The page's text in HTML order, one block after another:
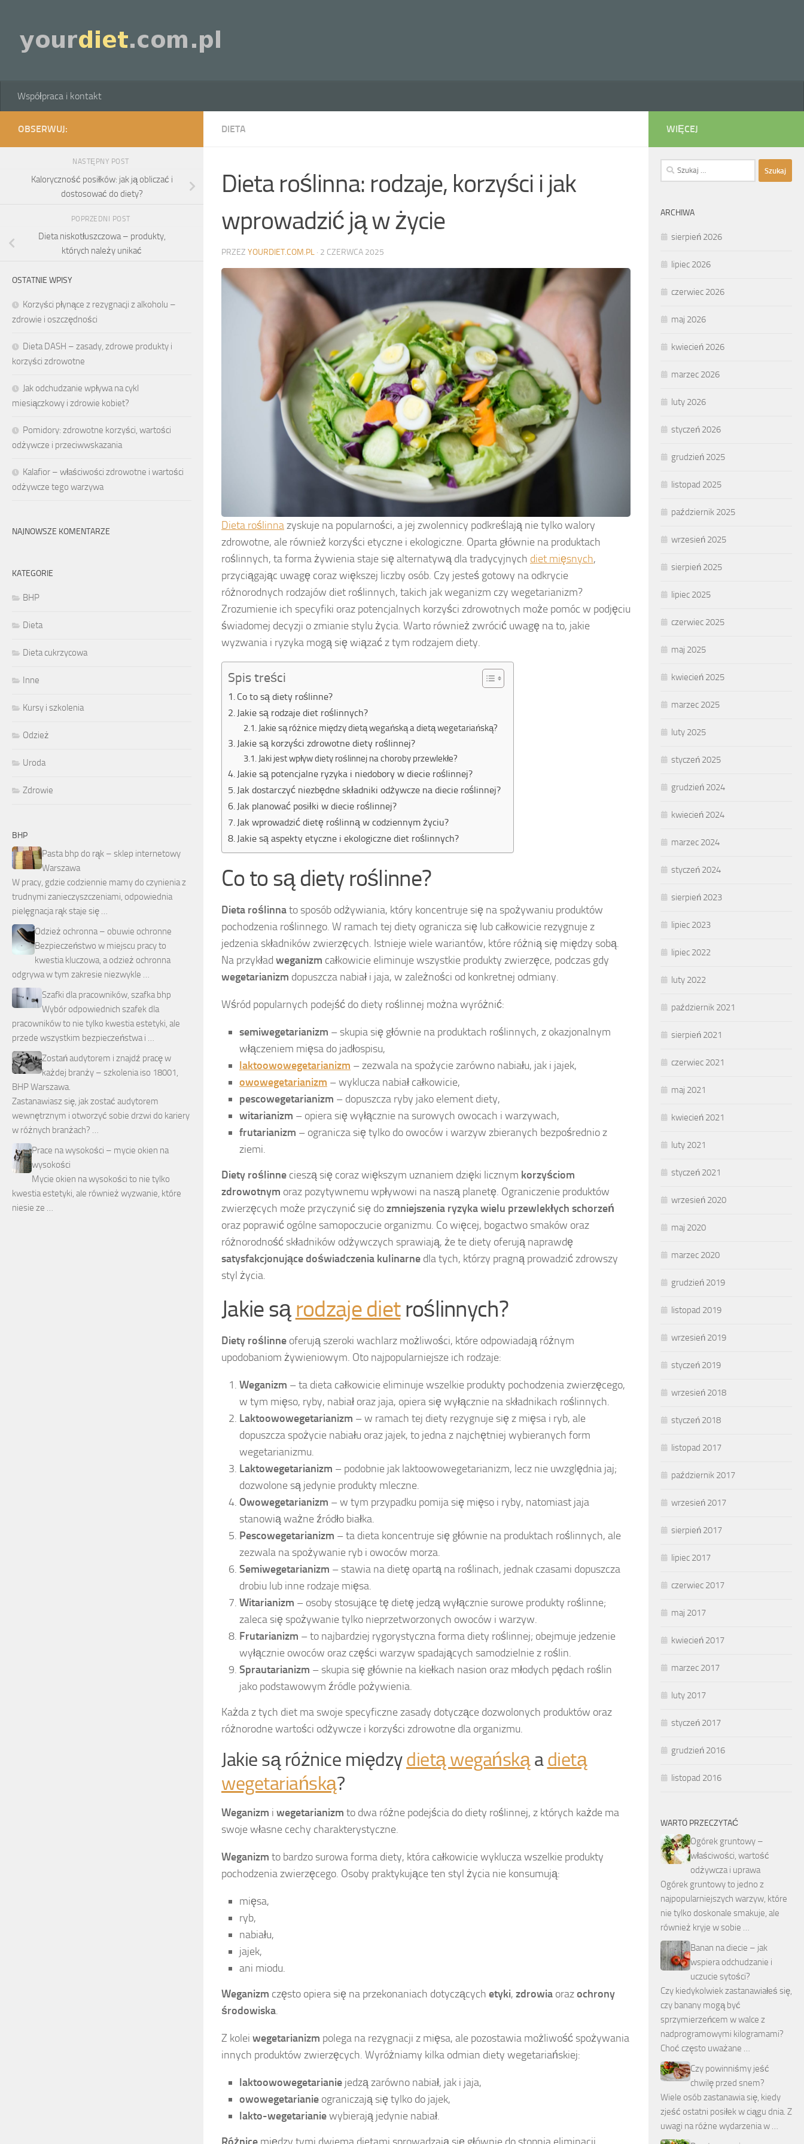
Współpraca i kontakt
DIETA
Dieta roślinna: rodzaje, korzyści i jak
wprowadzić ją w życie
PRZEZ YOURDIET.COM.PL · 2 CZERWCA 2025
Dieta roślinnazyskuje na popularności, a jej zwolennicy podkreślają nie tylko walory
zdrowotne, ale również korzyści etyczne i ekologiczne. Oparta głównie na produktach
roślinnych, ta forma żywienia staje się alternatywą dla tradycyjnych diet mięsnych,
przyciągając uwagę coraz większej liczby osób. Czy jesteś gotowy na odkrycie
różnorodnych rodzajów diet roślinnych, takich jak weganizm czy wegetarianizm?
Zrozumienie ich specyfiki oraz potencjalnych korzyści zdrowotnych może pomóc w podjęciu
świadomej decyzji o zmianie stylu życia. Warto również zwrócić uwagę na to, jakie
wyzwania i ryzyka mogą się wiązać z tym rodzajem diety.
Spis treści
Co to są diety roślinne?
Jakie są rodzaje diet roślinnych?
Jakie są różnice między dietą wegańską a dietą wegetariańską?
Jakie są korzyści zdrowotne diety roślinnej?
Jaki jest wpływ diety roślinnej na choroby przewlekłe?
Jakie są potencjalne ryzyka i niedobory w diecie roślinnej?
Jak dostarczyć niezbędne składniki odżywcze na diecie roślinnej?
Jak planować posiłki w diecie roślinnej?
Jak wprowadzić dietę roślinną w codziennym życiu?
Jakie są aspekty etyczne i ekologiczne diet roślinnych?
Co to są diety roślinne?
Dieta roślinnato sposób odżywiania, który koncentruje się na spożywaniu produktów
pochodzenia roślinnego. W ramach tej diety ogranicza się lub całkowicie rezygnuje z
jedzenia składników zwierzęcych. Istnieje wiele wariantów, które różnią się między sobą.
Na przykład weganizm całkowicie eliminuje wszystkie produkty zwierzęce, podczas gdy
wegetarianizm dopuszcza nabiał i jaja, w zależności od konkretnej odmiany.
Wśród popularnych podejść do diety roślinnej można wyróżnić:
semiwegetarianizm – skupia się głównie na produktach roślinnych, z okazjonalnym
włączeniem mięsa do jadłospisu,
laktoowowegetarianizm – zezwala na spożycie zarówno nabiału, jak i jajek,
owowegetarianizm – wyklucza nabiał całkowicie,
pescowegetarianizm – dopuszcza ryby jako element diety,
witarianizm – opiera się wyłącznie na surowych owocach i warzywach,
frutarianizm – ogranicza się tylko do owoców i warzyw zbieranych bezpośrednio z
ziemi.
Diety roślinne cieszą się coraz większym uznaniem dzięki licznym korzyściom
zdrowotnym oraz pozytywnemu wpływowi na naszą planetę. Ograniczenie produktów
zwierzęcych może przyczynić się dozmniejszenia ryzyka wielu przewlekłych schorzeń
oraz poprawić ogólne samopoczucie organizmu. Co więcej, bogactwo smaków oraz
różnorodność składników odżywczych sprawiają, że te diety oferują naprawdę
satysfakcjonujące doświadczenia kulinarne dla tych, którzy pragną prowadzić zdrowszy
styl życia.
Jakie sąrodzaje dietroślinnych?
Diety roślinne oferują szeroki wachlarz możliwości, które odpowiadają różnym
upodobaniom żywieniowym. Oto najpopularniejsze ich rodzaje:
Weganizm – ta dieta całkowicie eliminuje wszelkie produkty pochodzenia zwierzęcego,
w tym mięso, ryby, nabiał oraz jaja, opiera się wyłącznie na składnikach roślinnych.
Laktoowowegetarianizm – w ramach tej diety rezygnuje się z mięsa i ryb, ale
dopuszcza spożycie nabiału oraz jajek, to jedna z najchętniej wybieranych form
wegetarianizmu.
Laktowegetarianizm – podobnie jak laktoowowegetarianizm, lecz nie uwzględnia jaj;
dozwolone są jedynie produkty mleczne.
Owowegetarianizm – w tym przypadku pomija się mięso i ryby, natomiast jaja
stanowią ważne źródło białka.
Pescowegetarianizm – ta dieta koncentruje się głównie na produktach roślinnych, ale
zezwala na spożywanie ryb i owoców morza.
Semiwegetarianizm – stawia na dietę opartą na roślinach, jednak czasami dopuszcza
drobiu lub inne rodzaje mięsa.
Witarianizm – osoby stosujące tę dietę jedzą wyłącznie surowe produkty roślinne;
zaleca się spożywanie tylko nieprzetworzonych owoców i warzyw.
Frutarianizm – to najbardziej rygorystyczna forma diety roślinnej; obejmuje jedzenie
wyłącznie owoców oraz części warzyw spadających samodzielnie z roślin.
Sprautarianizm – skupia się głównie na kiełkach nasion oraz młodych pędach roślin
jako podstawowym źródle pożywienia.
Każda z tych diet ma swoje specyficzne zasady dotyczące dozwolonych produktów oraz
różnorodne wartości odżywcze i korzyści zdrowotne dla organizmu.
Jakie są różnice międzydietą wegańskąadietą
wegetariańską?
Weganizm i wegetarianizm to dwa różne podejścia do diety roślinnej, z których każde ma
swoje własne cechy charakterystyczne.
Weganizm to bardzo surowa forma diety, która całkowicie wyklucza wszelkie produkty
pochodzenia zwierzęcego. Osoby praktykujące ten styl życia nie konsumują:
mięsa,
ryb,
nabiału,
jajek,
ani miodu.
Weganizm często opiera się na przekonaniach dotyczących etyki, zdrowia orazochrony
środowiska.
Z kolei wegetarianizm polega na rezygnacji z mięsa, ale pozostawia możliwość spożywania
innych produktów zwierzęcych. Wyróżniamy kilka odmian diety wegetariańskiej:
laktoowowegetarianie jedzą zarówno nabiał, jak i jaja,
owowegetarianie ograniczają się tylko do jajek,
lakto-wegetarianiewybierają jedynie nabiał.
OBSERWUJ:
NASTĘPNY POST
Kaloryczność posiłków: jak ją obliczać i
dostosować do diety?
POPRZEDNI POST
Dieta niskotłuszczowa – produkty,
których należy unikać
OSTATNIE WPISY
Korzyści płynące z rezygnacji z alkoholu –
zdrowie i oszczędności
Dieta DASH – zasady, zdrowe produkty i
korzyści zdrowotne
Jak odchudzanie wpływa na cykl
miesiączkowy i zdrowie kobiet?
Pomidory: zdrowotne korzyści, wartości
odżywcze i przeciwwskazania
Kalafior – właściwości zdrowotne i wartości
odżywcze tego warzywa
NAJNOWSZE KOMENTARZE
KATEGORIE
BHP
Dieta
Dieta cukrzycowa
Inne
Kursy i szkolenia
Odzież
Uroda
Zdrowie
BHP
Pasta bhp do rąk – sklep internetowy
Warszawa
W pracy, gdzie codziennie mamy do czynienia z
trudnymi zanieczyszczeniami, odpowiednia
pielęgnacja rąk staje się …
Odzież ochronna – obuwie ochronne
Bezpieczeństwo w miejscu pracy to
kwestia kluczowa, a odzież ochronna
odgrywa w tym zakresie niezwykle …
Szafki dla pracowników, szafka bhp
Wybór odpowiednich szafek dla
pracowników to nie tylko kwestia estetyki, ale
przede wszystkim bezpieczeństwa i …
Zostań audytorem i znajdź pracę w
każdej branży – szkolenia iso 18001,
BHP Warszawa.
Zastanawiasz się, jak zostać audytorem
wewnętrznym i otworzyć sobie drzwi do kariery
w różnych branżach? …
Prace na wysokości – mycie okien na
wysokości
Mycie okien na wysokości to nie tylko
kwestia estetyki, ale również wyzwanie, które
niesie ze …
WIĘCEJ
Szukaj:
ARCHIWA
sierpień 2026
lipiec 2026
czerwiec 2026
maj 2026
kwiecień 2026
marzec 2026
luty 2026
styczeń 2026
grudzień 2025
listopad 2025
październik 2025
wrzesień 2025
sierpień 2025
lipiec 2025
czerwiec 2025
maj 2025
kwiecień 2025
marzec 2025
luty 2025
styczeń 2025
grudzień 2024
kwiecień 2024
marzec 2024
styczeń 2024
sierpień 2023
lipiec 2023
lipiec 2022
luty 2022
październik 2021
sierpień 2021
czerwiec 2021
maj 2021
kwiecień 2021
luty 2021
styczeń 2021
wrzesień 2020
maj 2020
marzec 2020
grudzień 2019
listopad 2019
wrzesień 2019
styczeń 2019
wrzesień 2018
styczeń 2018
listopad 2017
październik 2017
wrzesień 2017
sierpień 2017
lipiec 2017
czerwiec 2017
maj 2017
kwiecień 2017
marzec 2017
luty 2017
styczeń 2017
grudzień 2016
listopad 2016
WARTO PRZECZYTAĆ
Ogórek gruntowy –
właściwości, wartość
odżywcza i uprawa
Ogórek gruntowy to jedno z
najpopularniejszych warzyw, które
nie tylko doskonale smakuje, ale
również kryje w sobie …
Banan na diecie – jak
wspiera odchudzanie i
uczucie sytości?
Czy kiedykolwiek zastanawiałeś się,
czy banany mogą być
sprzymierzeńcem w walce z
nadprogramowymi kilogramami?
Choć często uważane …
Czy powinniśmy jeść
chwilę przed snem?
Wiele osób zastanawia się, kiedy
zjeść ostatni posiłek w ciągu dnia. Z
uwagi na różne wydarzenia w …